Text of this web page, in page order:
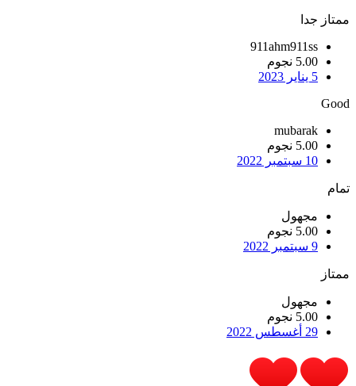
ممتاز جدا
911ahm911ss
5.00 نجوم
5 يناير 2023
Good
mubarak
5.00 نجوم
10 سبتمبر 2022
تمام
مجهول
5.00 نجوم
9 سبتمبر 2022
ممتاز
مجهول
5.00 نجوم
29 أغسطس 2022